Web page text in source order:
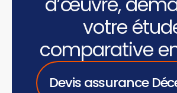
votre
comparative
Devis assurance